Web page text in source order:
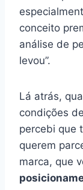
conceito
análise de
levou”.
Lá atrás,
condições
percebi que
querem
marca, que